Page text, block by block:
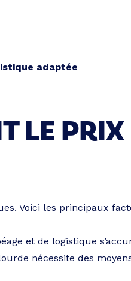
adaptée
LE PRIX
Voici les principaux
et de logistique
nécessite des